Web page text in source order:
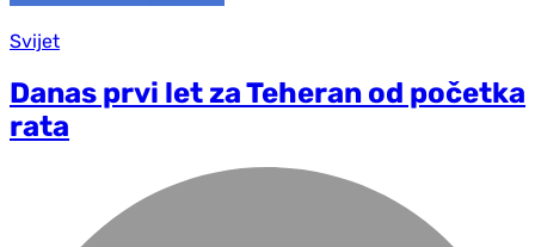
Svijet
Danas prvi let za Teheran od početka
rata